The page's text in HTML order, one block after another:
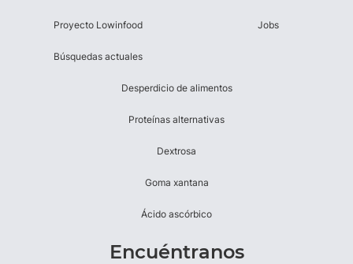
Proyecto Lowinfood
Búsquedas actuales
Jobs
Desperdicio de alimentos
Proteínas alternativas
Dextrosa
Goma xantana
Ácido ascórbico
Encuéntranos